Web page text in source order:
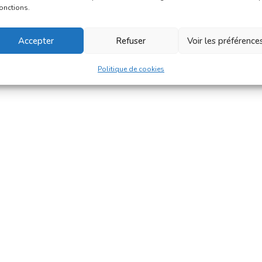
Accepter Refuser Voir les
Politique de cookies